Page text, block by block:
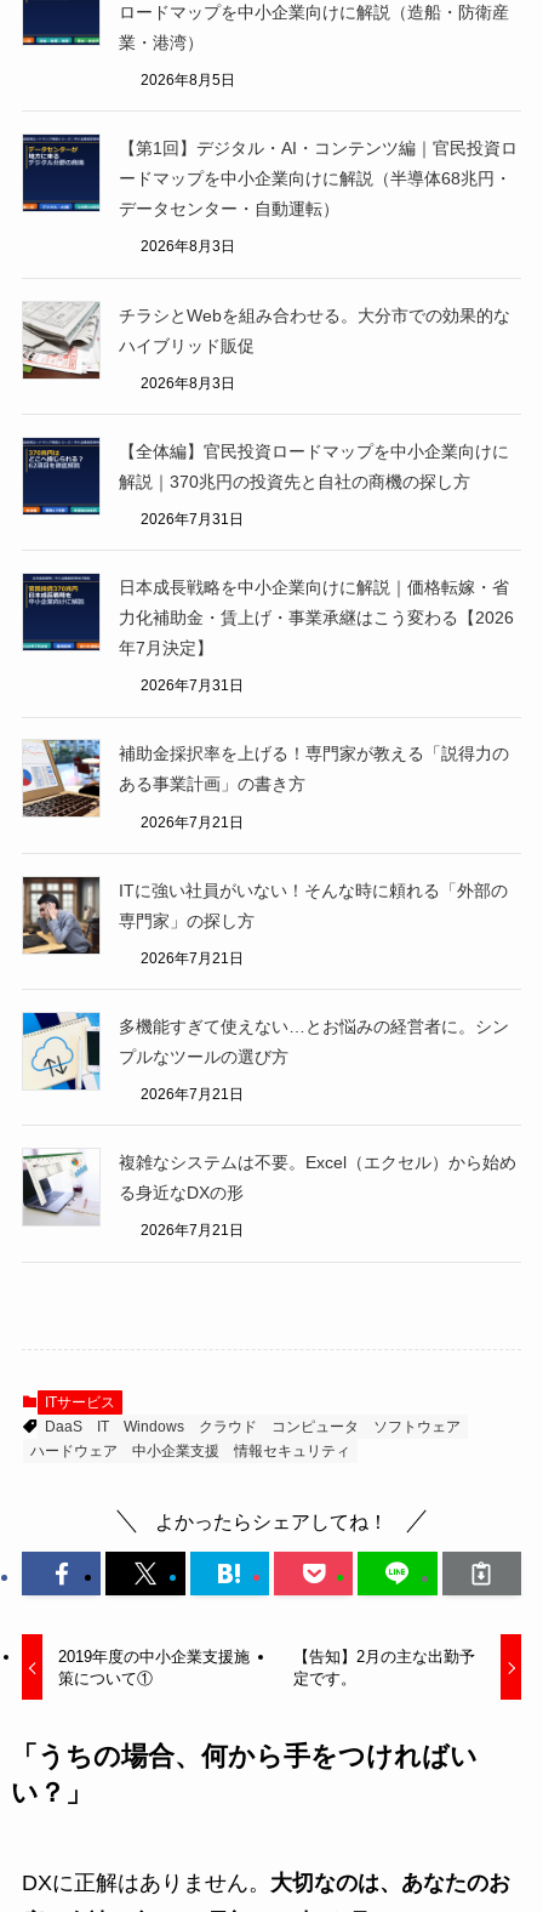
ロードマップを中小企業向けに解説（造船・防衛産
業・港湾）
2026年8月5日
【第1回】デジタル・AI・コンテンツ編｜官民投資ロ
ードマップを中小企業向けに解説（半導体68兆円・
データセンター・自動運転）
2026年8月3日
チラシとWebを組み合わせる。大分市での効果的な
ハイブリッド販促
2026年8月3日
【全体編】官民投資ロードマップを中小企業向けに
解説｜370兆円の投資先と自社の商機の探し方
2026年7月31日
日本成長戦略を中小企業向けに解説｜価格転嫁・省
力化補助金・賃上げ・事業承継はこう変わる【2026
年7月決定】
2026年7月31日
補助金採択率を上げる！専門家が教える「説得力の
ある事業計画」の書き方
2026年7月21日
ITに強い社員がいない！そんな時に頼れる「外部の
専門家」の探し方
2026年7月21日
多機能すぎて使えない…とお悩みの経営者に。シン
プルなツールの選び方
2026年7月21日
複雑なシステムは不要。Excel（エクセル）から始め
る身近なDXの形
2026年7月21日
ITサービス
DaaS
IT Windows クラウド コンピュータ
ソフトウェア
ハードウェア
中小企業支援 情報セキュリティ
よかったらシェアしてね！
2019年度の中小企業支援施
策について①
【告知】2月の主な出勤予
定です。
「うちの場合、何から手をつければい
い？」
DXに正解はありません。 大切なのは、あなたのお